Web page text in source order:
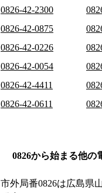
0826-42-2300
0826-42-0875
0826-42-0226
0826-42-0054
0826-42-4411
0826-42-0611
0826から始まる他の
市外局番0826は広島県